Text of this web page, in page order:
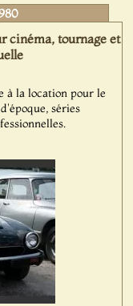
cinéma, tournage et
à la location pour le
séries